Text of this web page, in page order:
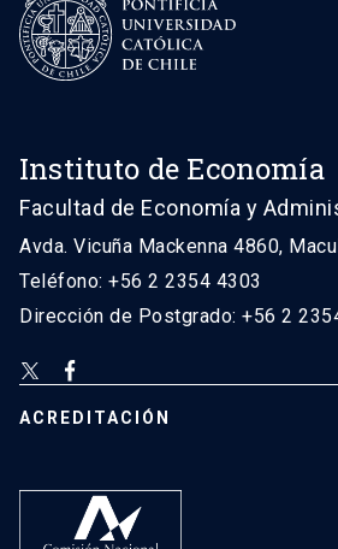
Instituto de Economía
Facultad de Economía y
Avda. Vicuña Mackenna 4860,
Teléfono: +56 2 2354 4303
Dirección de Postgrado: +56 2
ACREDITACIÓN